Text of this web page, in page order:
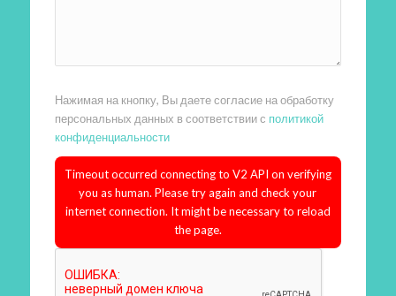
Нажимая на кнопку, Вы даете согласие на обработку
персональных данных в соответствии с политикой
конфиденциальности
Timeout occurred connecting to V2 API on verifying
you as human. Please try again and check your
internet connection. It might be necessary to reload
the page.